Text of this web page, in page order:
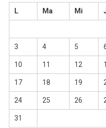
L
Ma Mi
3 4 5
10 11 12
17 18 19
24 25 26
31